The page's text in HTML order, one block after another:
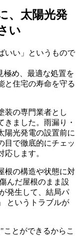
、太陽光発
い
いい」というもので
極め、最適な処置を
と住宅の寿命を守る
装の専門業者とし
きました。雨漏り・
陽光発電の設置前に
目で徹底的にチェッ
します。
根の構造や状態に対
んだ屋根のまま設
発生して、結局パ
というトラブルが
とができるからこ